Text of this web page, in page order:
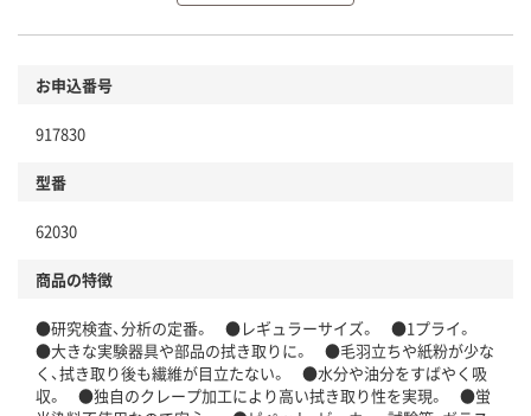
本体
仕組
この商品の環境配慮ポイントです。下記商品詳細「
アスクル商品環境スコア詳細／加点項目
」で確認できます。
お申込番号
917830
型番
62030
商品の特徴
●研究検査、分析の定番。 ●レギュラーサイズ。 ●1プライ。
●大きな実験器具や部品の拭き取りに。 ●毛羽立ちや紙粉が少な
く、拭き取り後も繊維が目立たない。 ●水分や油分をすばやく吸
収。 ●独自のクレープ加工により高い拭き取り性を実現。 ●蛍